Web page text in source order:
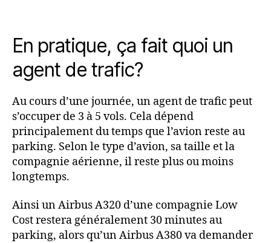
En pratique, ça fait quoi un
agent de trafic?
Au cours d’une journée, un agent de trafic peut
s’occuper de 3 à 5 vols. Cela dépend
principalement du temps que l’avion reste au
parking. Selon le type d’avion, sa taille et la
compagnie aérienne, il reste plus ou moins
longtemps.
Ainsi un Airbus A320 d’une compagnie Low
Cost restera généralement 30 minutes au
parking, alors qu’un Airbus A380 va demander